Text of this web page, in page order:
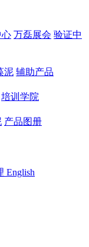
心 万磊展会 验证中
泥 辅助产品
培训学院
产品图册
English